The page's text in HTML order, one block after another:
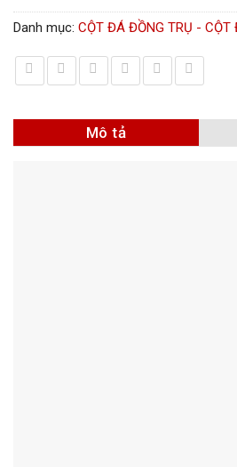
Danh mục: CỘT ĐÁ ĐỒNG TRỤ - CỘT
Mô tả